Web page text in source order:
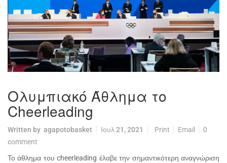
Ολυμπιακό Άθλημα το
Cheerleading
Written by agapotobasket Ιουλ 21, 2021 Print Email
0
comment
Το άθλημα του cheerleading έλαβε την σημαντικότερη αναγνώριση